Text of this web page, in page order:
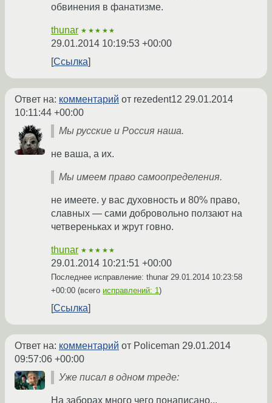
обвинения в фанатизме.
thunar ★★★★★
29.01.2014 10:19:53 +00:00
Ссылка
Ответ на: комментарий от rezedent12 29.01.2014
10:11:44 +00:00
Мы русские и Россия наша.
не ваша, а их.
Мы имеем право самоопределения.
не имеете. у вас духовность и 80% право,
славных — сами добровольно ползают на
четвереньках и жрут говно.
thunar ★★★★★
29.01.2014 10:21:51 +00:00
Последнее исправление: thunar 29.01.2014 10:23:58
+00:00 (всего исправлений: 1)
Ссылка
Ответ на: комментарий от Policeman 29.01.2014
09:57:06 +00:00
Уже писал в одном треде:
На заборах много чего понаписано...